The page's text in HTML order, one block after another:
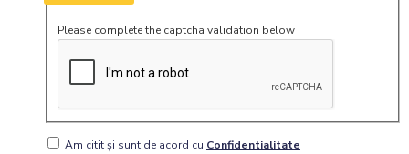
Please complete the captcha validation below
Am citit şi sunt de acord cu Confidentialitate